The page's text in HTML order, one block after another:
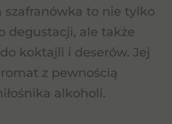
szafranówka to nie tylko
degustacji, ale także
koktajli i deserów. Jej
z pewnością
alkoholi.